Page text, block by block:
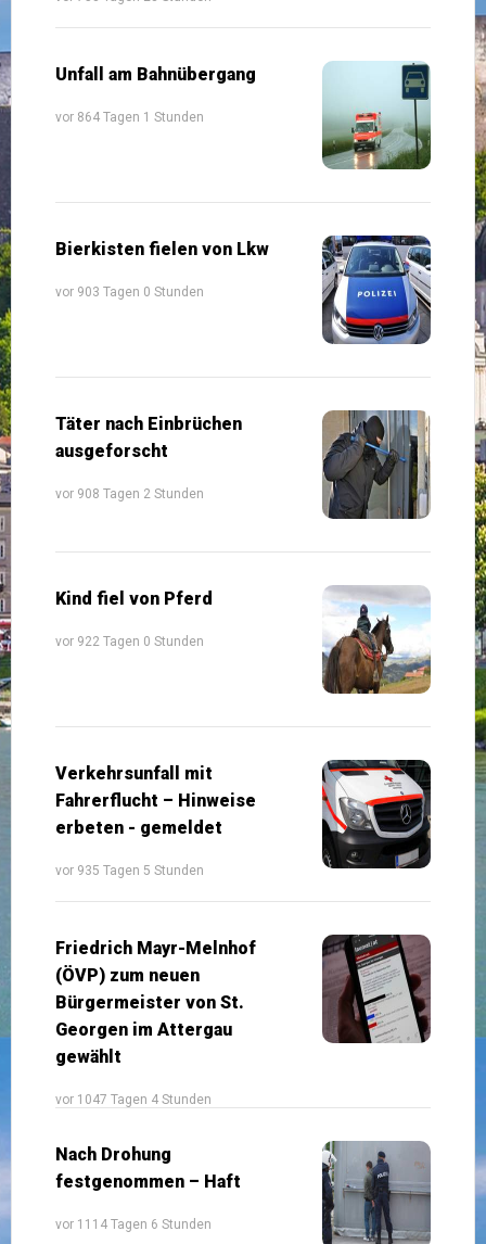
Unfall am Bahnübergang
vor 864 Tagen 1 Stunden
Bierkisten fielen von Lkw
vor 903 Tagen 0 Stunden
Täter nach Einbrüchen
ausgeforscht
vor 908 Tagen 2 Stunden
Kind fiel von Pferd
vor 922 Tagen 0 Stunden
Verkehrsunfall mit
Fahrerflucht – Hinweise
erbeten - gemeldet
vor 935 Tagen 5 Stunden
Friedrich Mayr-Melnhof
(ÖVP) zum neuen
Bürgermeister von St.
Georgen im Attergau
gewählt
vor 1047 Tagen 4 Stunden
Nach Drohung
festgenommen – Haft
vor 1114 Tagen 6 Stunden